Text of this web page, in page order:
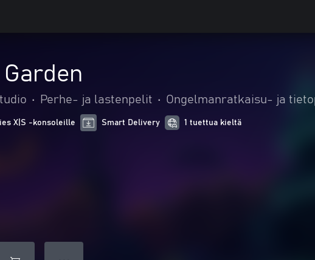
• Perhe- ja lastenpelit • Ongelmanratkaisu- ja
X|S -konsoleille Smart Delivery 1 tuettua kieltä